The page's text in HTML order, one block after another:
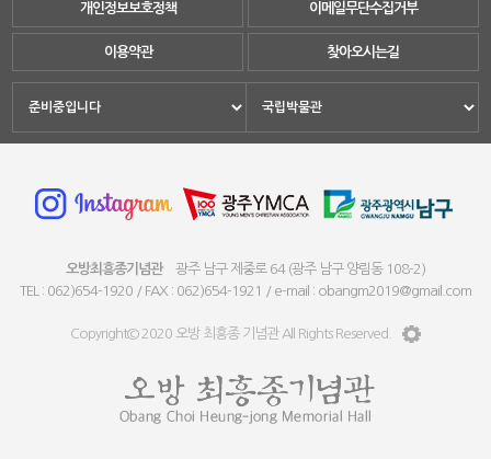
개인정보보호정책 이메일무단수집거부
이용약관 찾아오시는길
오방최흥종기념관광주 남구 제중로 64 (광주 남구 양림동 108-2)
TEL : 062)654-1920 / FAX : 062)654-1921 / e-mail : obangm2019@gmail.com
Copyright© 2020 오방 최흥종 기념관 All Rights Reserved.